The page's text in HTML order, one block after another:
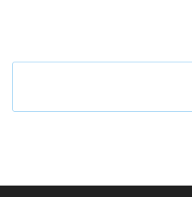
Что будет с наличными